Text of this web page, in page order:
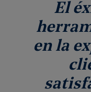
El
en la